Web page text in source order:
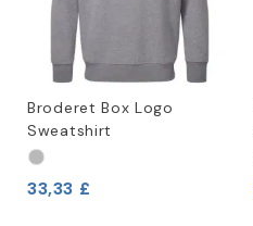
Broderet Box Logo
Sweatshirt
33,33 £